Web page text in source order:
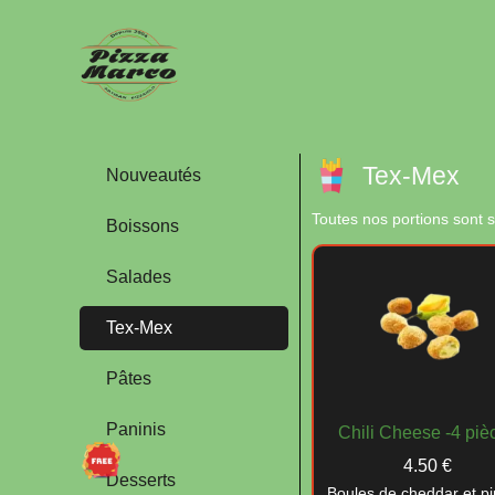
Nouveautés
Boissons
Salades
Tex-Mex
Pâtes
Paninis
Desserts
Tex-Mex
Toutes nos portions sont
4.50 €
Chili Cheese -4